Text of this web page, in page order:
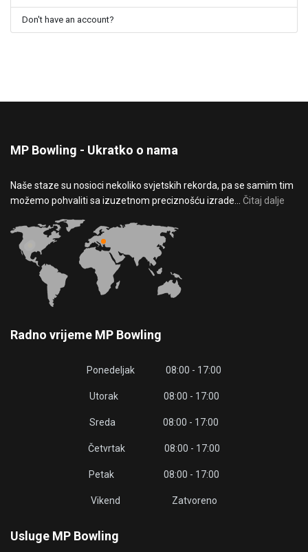
Don't have an account?
MP Bowling - Ukratko o nama
Naše staze su nosioci nekoliko svjetskih rekorda, pa se samim tim
možemo pohvaliti sa izuzetnom preciznošću izrade... Čitaj dalje
Radno vrijeme MP Bowling
Ponedeljak 08:00 - 17:00
Utorak 08:00 - 17:00
Sreda 08:00 - 17:00
Četvrtak 08:00 - 17:00
Petak 08:00 - 17:00
Vikend Zatvoreno
Usluge MP Bowling